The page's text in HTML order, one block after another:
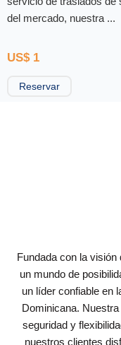
del mercado, nuestra ...
US$ 1
Reservar
Fundada con la
un mundo de
un líder confiable en
Dominicana.
seguridad y
nuestros clientes